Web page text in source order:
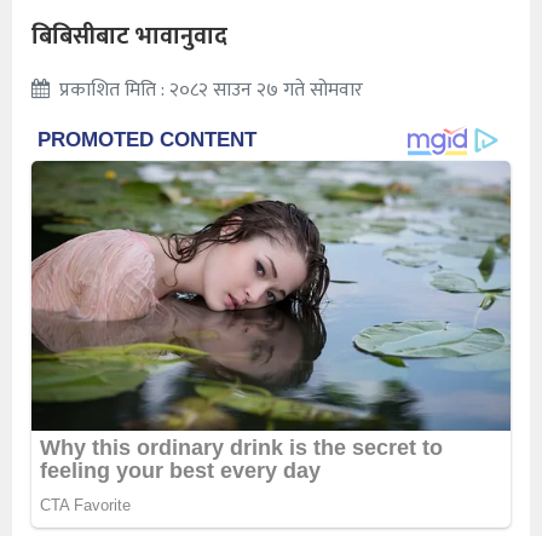
बिबिसीबाट भावानुवाद
प्रकाशित मिति : २०८२ साउन २७ गते सोमवार